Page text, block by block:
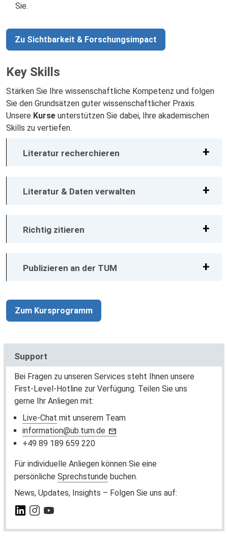
Sie.
Zu Sichtbarkeit & Forschungsimpact
Key Skills
Stärken Sie Ihre wissenschaftliche Kompetenz und folgen
Sie den Grundsätzen guter wissenschaftlicher Praxis.
Unsere Kurse unterstützen Sie dabei, Ihre akademischen
Skills zu vertiefen.
Literatur recherchieren
Literatur & Daten verwalten
Richtig zitieren
Publizieren an der TUM
Zum Kursprogramm
Support
Bei Fragen zu unseren Services steht Ihnen unsere
First-Level-Hotline zur Verfügung. Teilen Sie uns
gerne Ihr Anliegen mit:
Live-Chat mit unserem Team
information@ub.tum.de
+49 89 189 659 220
Für individuelle Anliegen können Sie eine
persönliche Sprechstunde buchen.
News, Updates, Insights – Folgen Sie uns auf: